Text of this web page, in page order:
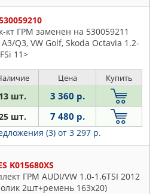
кт ГРМ заменен на 530059211
Q3, VW Golf, Skoda Octavia 1.2-
11>
Цена Купить
13 шт. 3 360 р.
шт. 7 480 р.
(3) от 3 297 р.
K015680XS
ГРМ AUDI/VW 1.0-1.6TSI 2012
2шт+ремень 163x20)